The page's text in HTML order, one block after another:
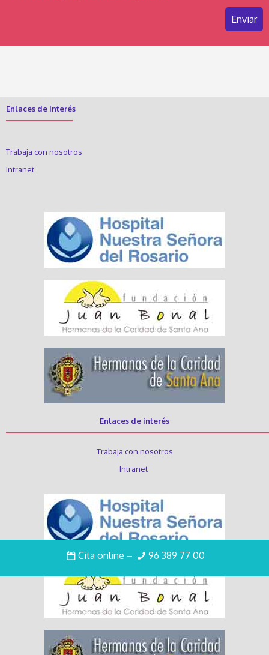
Cita online – 96 389 77 00
Enlaces de interés
Trabaja con nosotros
Intranet
Enlaces de interés
Trabaja con nosotros
Intranet